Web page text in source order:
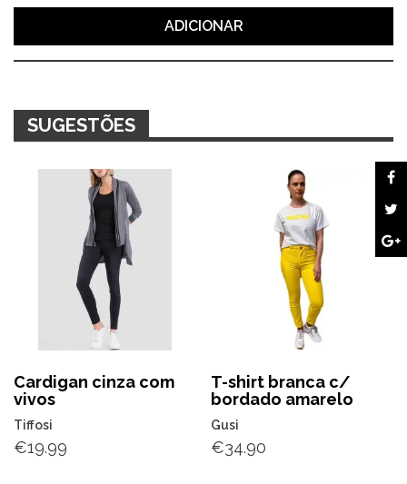
c/
ADICIONAR
SUGESTÕES
Cardigan cinza com
vivos
Tiffosi
€19.99
T-shirt branca c/
bordado amarelo
Gusi
€34.90